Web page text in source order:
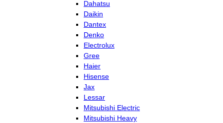
Dahatsu
Daikin
Dantex
Denko
Electrolux
Gree
Haier
Hisense
Jax
Lessar
Mitsubishi Electric
Mitsubishi Heavy